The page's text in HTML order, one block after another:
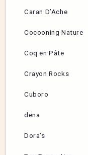
Caran D’Ache
Cocooning Nature
Coq en Pâte
Crayon Rocks
Cuboro
dëna
Dora’s